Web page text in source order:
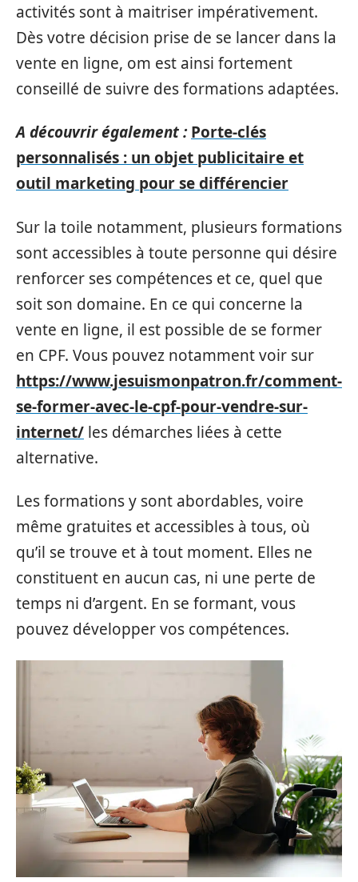
activités sont à maitriser impérativement.
Dès votre décision prise de se lancer dans la
vente en ligne, om est ainsi fortement
conseillé de suivre des formations adaptées.
A découvrir également : Porte-clés
personnalisés : un objet publicitaire et
outil marketing pour se différencier
Sur la toile notamment, plusieurs formations
sont accessibles à toute personne qui désire
renforcer ses compétences et ce, quel que
soit son domaine. En ce qui concerne la
vente en ligne, il est possible de se former
en CPF. Vous pouvez notamment voir sur
https://www.jesuismonpatron.fr/comment-
se-former-avec-le-cpf-pour-vendre-sur-
internet/ les démarches liées à cette
alternative.
Les formations y sont abordables, voire
même gratuites et accessibles à tous, où
qu’il se trouve et à tout moment. Elles ne
constituent en aucun cas, ni une perte de
temps ni d’argent. En se formant, vous
pouvez développer vos compétences.